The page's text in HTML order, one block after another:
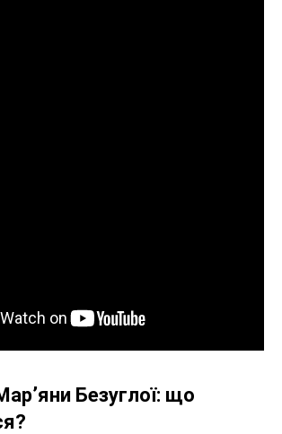
Безуглої: що